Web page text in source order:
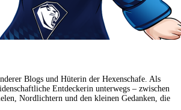
Blogs und Hüterin der Hexenschafe. Als
Entdeckerin unterwegs – zwischen
Nordlichtern und den kleinen Gedanken, die